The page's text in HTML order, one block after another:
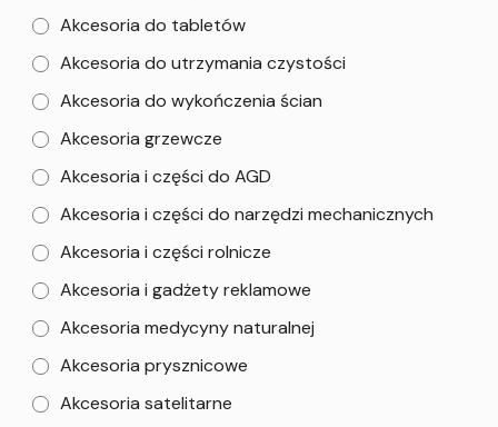
Akcesoria do tabletów
Akcesoria do utrzymania czystości
Akcesoria do wykończenia ścian
Akcesoria grzewcze
Akcesoria i części do AGD
Akcesoria i części do narzędzi mechanicznych
Akcesoria i części rolnicze
Akcesoria i gadżety reklamowe
Akcesoria medycyny naturalnej
Akcesoria prysznicowe
Akcesoria satelitarne